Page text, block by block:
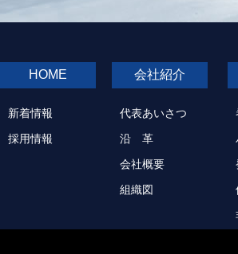
HOME
新着情報
採用情報
会社紹介
代表あいさつ
沿 革
会社概要
組織図